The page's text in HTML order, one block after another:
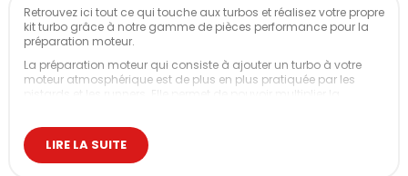
Retrouvez ici tout ce qui touche aux turbos et réalisez votre propre
kit turbo grâce à notre gamme de pièces performance pour la
préparation moteur.
La préparation moteur qui consiste à ajouter un turbo à votre
moteur atmosphérique est de plus en plus pratiquée par les
cheval gagné. Assembler son kit turbo demande une sélection
rigoureuse des composants selon la puissance visée et
l'utilisation prévue.
LIRE LA SUITE